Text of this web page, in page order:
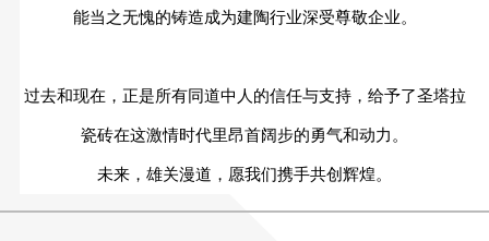
能当之无愧的铸造成为建陶行业深受尊敬企业。
过去和现在，正是所有同道中人的信任与支持，给予了圣塔拉
瓷砖在这激情时代里昂首阔步的勇气和动力。
未来，雄关漫道，愿我们携手共创辉煌。